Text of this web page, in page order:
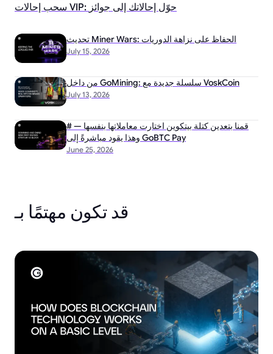
سحب إحالات VIP: حوّل إحالاتك إلى جوائز
July 15, 2026
تحديث Miner Wars: الحفاظ على نزاهة الدوريات
July 13, 2026
من داخل GoMining: سلسلة جديدة مع VoskCoin
June 25, 2026
# قمنا بتعدين كتلة بيتكوين اختارت معاملاتها بنفسها —
وهذا يقود مباشرةً إلى GoBTC Pay
قد تكون مهتمًا بـ